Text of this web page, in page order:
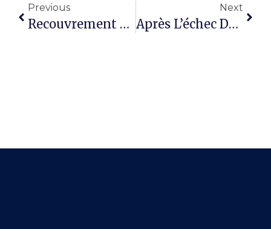
Previous
Recouvrement Amiable : Comment Les MARD Peuvent Éviter Une Procédure Judiciaire Coûteuse ?
Next
Après L’échec Du Recouvrement Amiable : Quelles Procédures Judiciaires Pour Récupérer Une Créance ?